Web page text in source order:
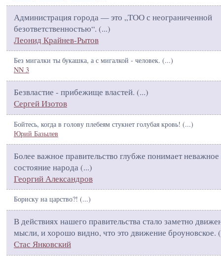
Администрация города — это „ТОО с неограниченной
безответственностью“. (...)
Леонид Крайнев-Рытов
Без мигалки ты букашка, а с мигалкой - человек. (...)
NN 3
Безвластие - прибежище властей. (...)
Сергей Изотов
Бойтесь, когда в голову плебеям стукнет голубая кровь! (...)
Юрий Базылев
Более важное правительство глубже понимает неважное
состояние народа (...)
Георгий Александров
Бориску на царство?! (...)
В действиях нашего правительства стало заметно
мысли, и хорошо видно, что это движение броуновское. (
Стас Янковский